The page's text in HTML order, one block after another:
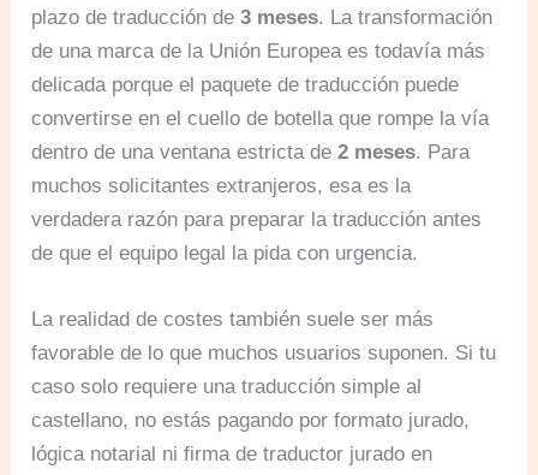
plazo de traducción de3 meses. La transformación
de una marca de la Unión Europea es todavía más
delicada porque el paquete de traducción puede
convertirse en el cuello de botella que rompe la vía
dentro de una ventana estricta de2 meses. Para
muchos solicitantes extranjeros, esa es la
verdadera razón para preparar la traducción antes
de que el equipo legal la pida con urgencia.
La realidad de costes también suele ser más
favorable de lo que muchos usuarios suponen. Si tu
caso solo requiere una traducción simple al
castellano, no estás pagando por formato jurado,
lógica notarial ni firma de traductor jurado en